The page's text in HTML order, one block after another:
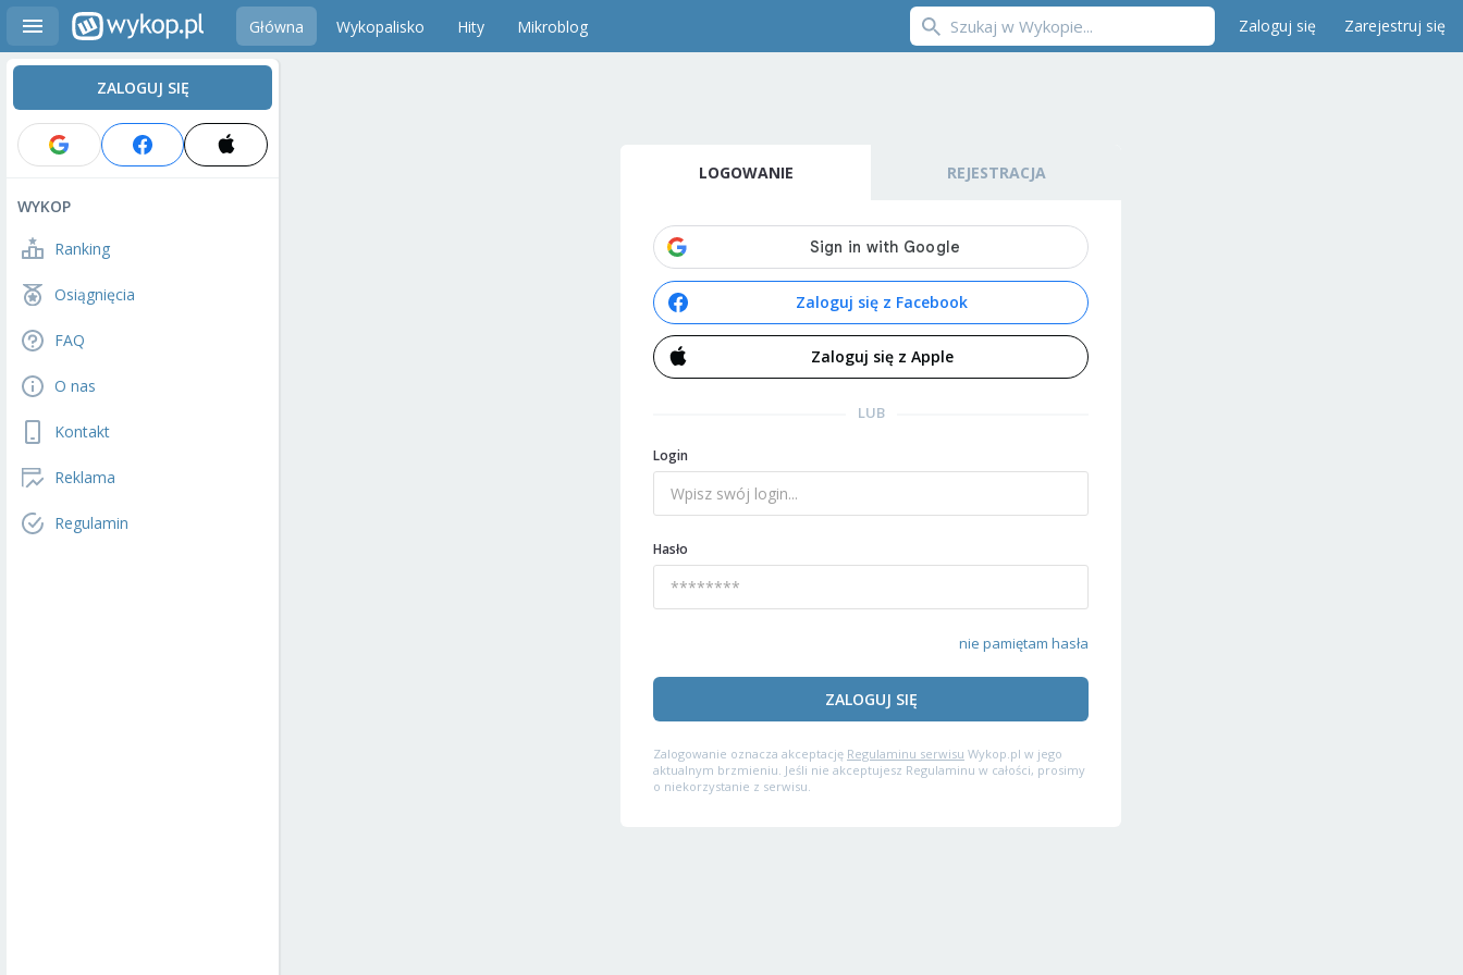
Główna Wykopalisko Hity Mikroblog Zaloguj się Zarejestruj się
ZALOGUJ SIĘ
WYKOP
Ranking
Osiągnięcia
FAQ
O nas
Kontakt
Reklama
Regulamin
LOGOWANIE REJESTRACJA
Zaloguj się z Facebook
Zaloguj się z Apple
LUB
Login
Hasło
nie pamiętam hasła
ZALOGUJ SIĘ
Zalogowanie oznacza akceptację Regulaminu serwisu Wykop.pl w jego
aktualnym brzmieniu. Jeśli nie akceptujesz Regulaminu w całości, prosimy
o niekorzystanie z serwisu.